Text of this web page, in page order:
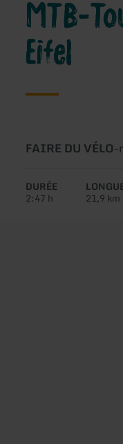
MTB-
Eifel
Type
circuit:
FAIRE DU VÉLO-
DURÉE
2:47 h 21,9 km